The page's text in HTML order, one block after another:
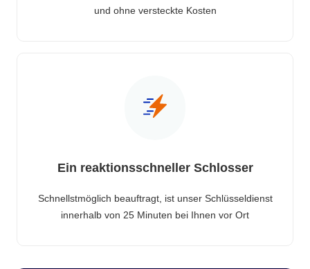
und ohne versteckte Kosten
Ein reaktionsschneller Schlosser
Schnellstmöglich beauftragt, ist unser Schlüsseldienst
innerhalb von 25 Minuten bei Ihnen vor Ort